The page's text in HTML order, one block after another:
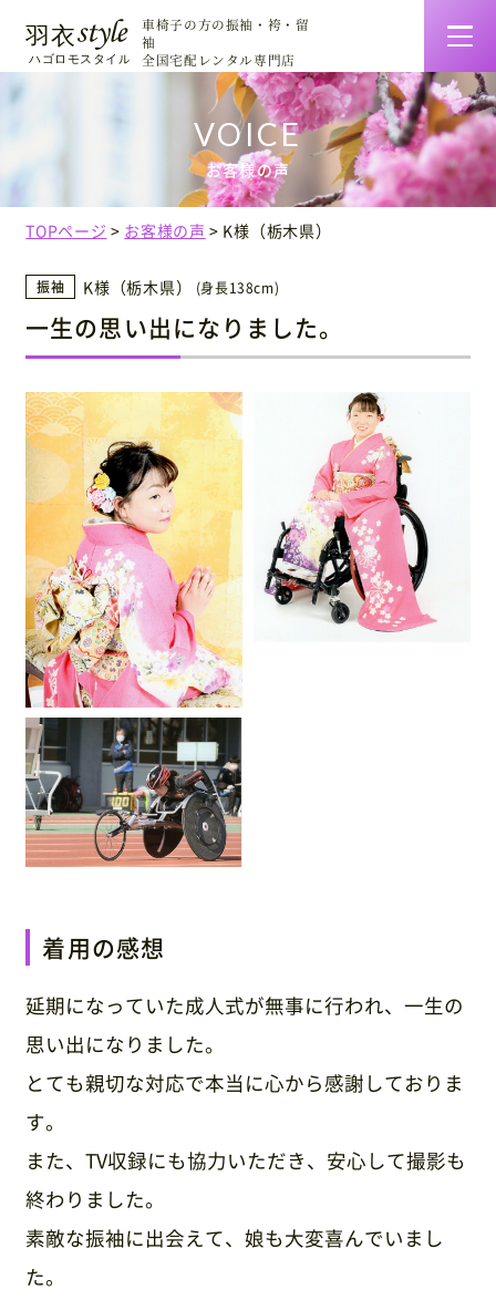
車椅子の方の振袖・袴・留
袖
全国宅配レンタル専門店
羽衣スタイルの特徴
着物一覧・料金
お客様の声
着せ方マニュアル
会社情報
お知らせ・ブログ
0120-87-4580
(営業時間：9:00〜17:00 / 休日：土日祝)
※ご利用日が近い方は休日でもご連絡ください
お問い合わせ・資料請求
お客様の声
TOPページ お客様の声 K様（栃木県）
一生の思い出になりました。
振袖 K様（栃木県） (身長138cm)
着用の感想
延期になっていた成人式が無事に行われ、一生の
思い出になりました。
とても親切な対応で本当に心から感謝しておりま
す。
また、TV収録にも協力いただき、安心して撮影も
終わりました。
素敵な振袖に出会えて、娘も大変喜んでいまし
た。